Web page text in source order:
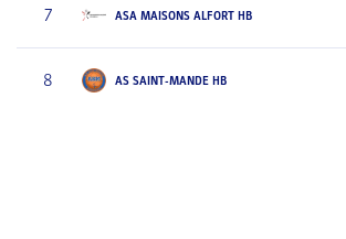
7 ASA MAISONS ALFORT HB
8 AS SAINT-MANDE HB